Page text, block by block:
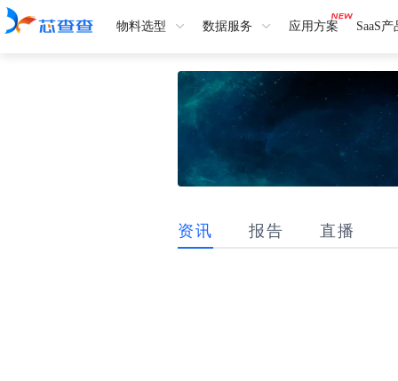
物料选型 数据服务 应用方案 SaaS
资讯 报告 直播